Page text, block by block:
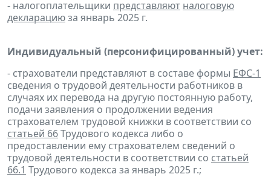
- налогоплательщики представляют налоговую
декларациюза январь 2025 г.
Индивидуальный (персонифицированный) учет:
- страхователи представляют в составе формы ЕФС-1
сведения о трудовой деятельности работников в
случаях их перевода на другую постоянную работу,
подачи заявления о продолжении ведения
страхователем трудовой книжки в соответствии со
статьей 66Трудового кодекса либо о
предоставлении ему страхователем сведений о
трудовой деятельности в соответствии со статьей
66.1 Трудового кодекса за январь 2025 г.;